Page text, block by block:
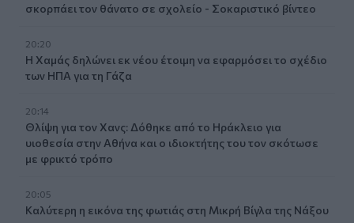
σκορπάει τον θάνατο σε σχολείο - Σοκαριστικό βίντεο
20:20
Η Χαμάς δηλώνει εκ νέου έτοιμη να εφαρμόσει το σχέδιο
των ΗΠΑ για τη Γάζα
20:14
Θλίψη για τον Χανς: Δόθηκε από το Ηράκλειο για
υιοθεσία στην Αθήνα και ο ιδιοκτήτης του τον σκότωσε
με φρικτό τρόπο
20:05
Καλύτερη η εικόνα της φωτιάς στη Μικρή Βίγλα της Νάξου